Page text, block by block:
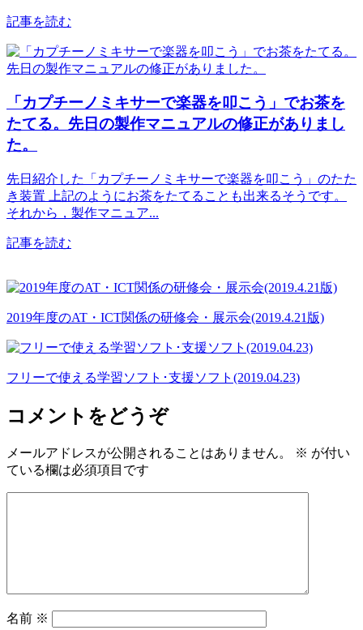
記事を読む
「カプチーノミキサーで楽器を叩こう」でお茶を
たてる。先日の製作マニュアルの修正がありまし
た。
先日紹介した「カプチーノミキサーで楽器を叩こう」のたた
き装置 上記のようにお茶をたてることも出来るそうです。
それから，製作マニュア...
記事を読む
2019年度のAT・ICT関係の研修会・展示会(2019.4.21版)
フリーで使える学習ソフト･支援ソフト(2019.04.23)
コメントをどうぞ
メールアドレスが公開されることはありません。 ※ が付い
ている欄は必須項目です
名前 ※